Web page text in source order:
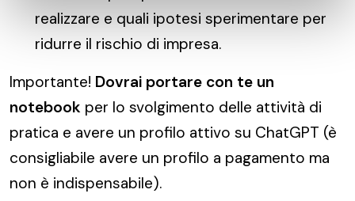
realizzare e quali ipotesi sperimentare per
ridurre il rischio di impresa.
Importante! Dovrai portare con te un
notebook per lo svolgimento delle attività di
pratica e avere un profilo attivo su ChatGPT (è
consigliabile avere un profilo a pagamento ma
non è indispensabile).